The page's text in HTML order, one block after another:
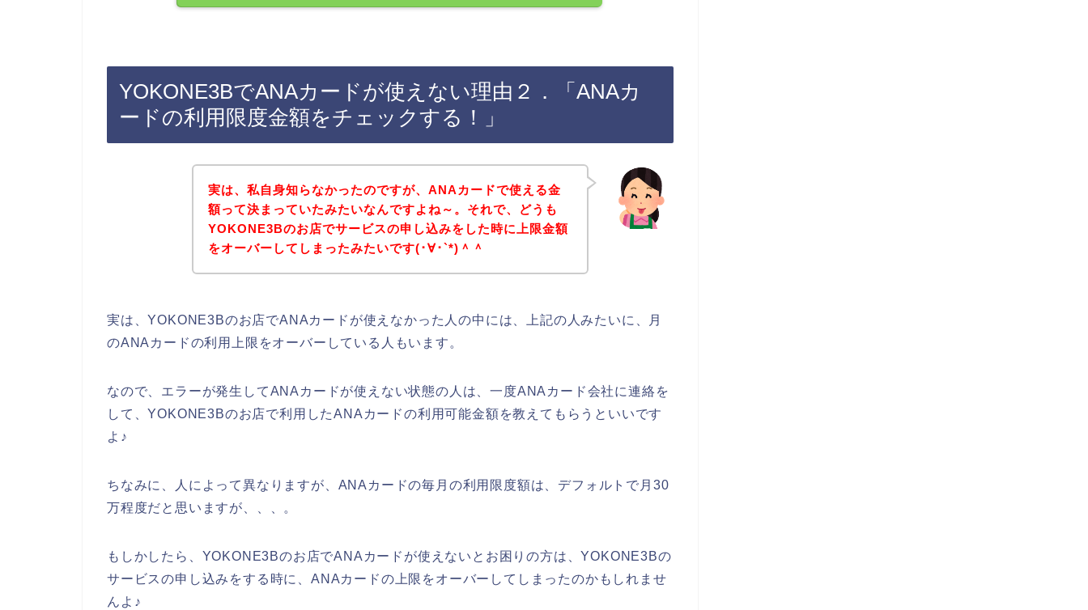
YOKONE3BでANAカードが使えない理由２．「ANAカ
ードの利用限度金額をチェックする！」
実は、私自身知らなかったのですが、ANAカードで使える金
額って決まっていたみたいなんですよね～。それで、どうも
YOKONE3Bのお店でサービスの申し込みをした時に上限金額
をオーバーしてしまったみたいです(･∀･`*)＾＾
実は、YOKONE3Bのお店でANAカードが使えなかった人の中には、上記の人みたいに、月
のANAカードの利用上限をオーバーしている人もいます。
なので、エラーが発生してANAカードが使えない状態の人は、一度ANAカード会社に連絡を
して、YOKONE3Bのお店で利用したANAカードの利用可能金額を教えてもらうといいです
よ♪
ちなみに、人によって異なりますが、ANAカードの毎月の利用限度額は、デフォルトで月30
万程度だと思いますが、、、。
もしかしたら、YOKONE3Bのお店でANAカードが使えないとお困りの方は、YOKONE3Bの
サービスの申し込みをする時に、ANAカードの上限をオーバーしてしまったのかもしれませ
んよ♪